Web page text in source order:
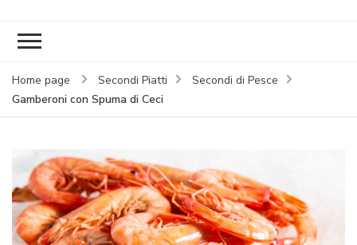
Home page Secondi Piatti
Secondi di Pesce
Gamberoni con Spuma di Ceci